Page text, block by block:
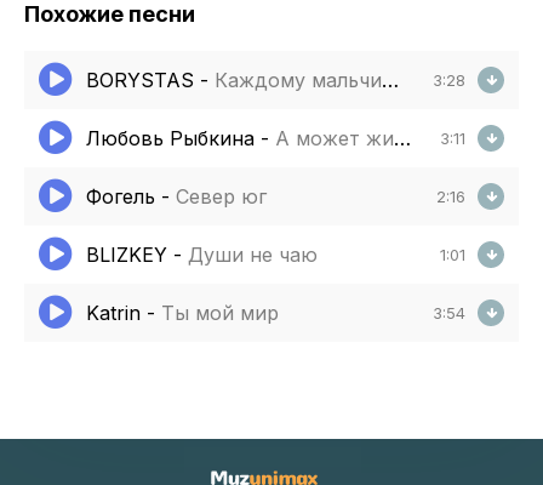
Похожие песни
BORYSTAS - Каждому мальчику нужен папа 3:28
Любовь Рыбкина - А может жизнь моя 3:11
Фогель - Север юг 2:16
BLIZKEY - Души не чаю 1:01
Katrin - Ты мой мир 3:54